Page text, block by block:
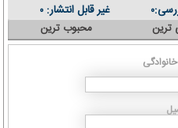
۰ غیر قابل انتشار: ۰
ترین محبوب ترین